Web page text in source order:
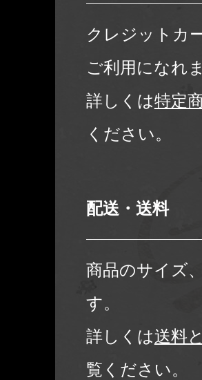
クレジットカ
ご利用になれま
詳しくは特定
ください。
配送・送料
商品のサイズ
す。
詳しくは送料
覧ください。